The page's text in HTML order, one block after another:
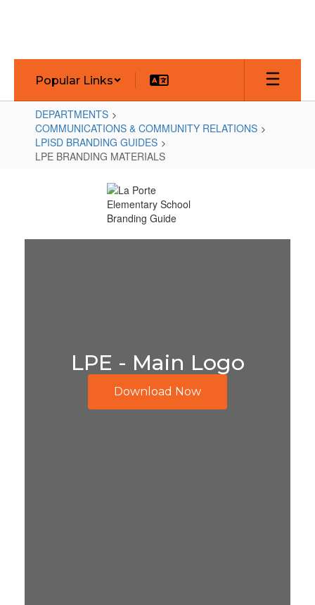
Popular Links
DEPARTMENTS
COMMUNICATIONS & COMMUNITY RELATIONS
LPISD BRANDING GUIDES
LPE BRANDING MATERIALS
BRANDING
MATERIALS
LPE - Main Logo
Download Now